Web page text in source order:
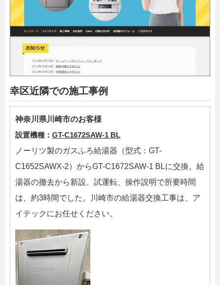
幸区近隣での施工事例
神奈川県川崎市のお客様
設置機種： GT-C1672SAW-1 BL
ノーリツ製のガスふろ給湯器（型式：GT-
C1652SAWX-2）からGT-C1672SAW-1 BLに交換。給
湯器の撤去から新設、試運転、操作説明で所要時間
は、約3時間でした。川崎市の給湯器交換工事は、ア
イテックにお任せください。